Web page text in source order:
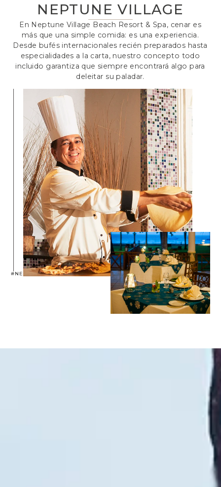
NEPTUNE VILLAGE
En Neptune Village Beach Resort & Spa, cenar es
más que una simple comida: es una experiencia.
Desde bufés internacionales recién preparados hasta
especialidades a la carta, nuestro concepto todo
incluido garantiza que siempre encontrará algo para
deleitar su paladar.
#NEPTUNEVILLAGE